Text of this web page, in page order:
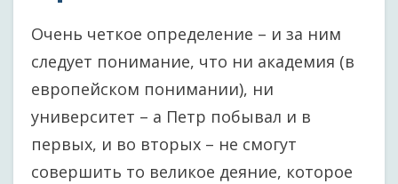
Очень четкое определение – и за ним
следует понимание, что ни академия (в
европейском понимании), ни
университет – а Петр побывал и в
первых, и во вторых – не смогут
совершить то великое деяние, которое